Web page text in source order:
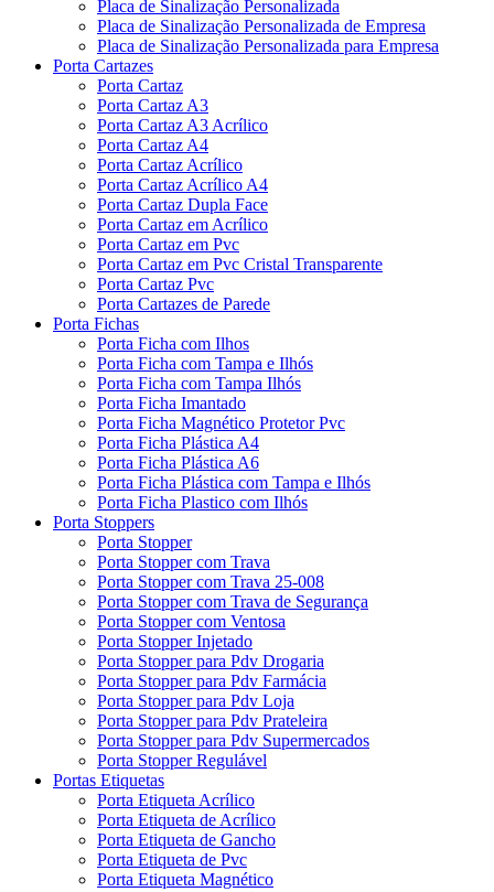
Placa de Sinalização Personalizada
Placa de Sinalização Personalizada de Empresa
Placa de Sinalização Personalizada para Empresa
Porta Cartazes
Porta Cartaz
Porta Cartaz A3
Porta Cartaz A3 Acrílico
Porta Cartaz A4
Porta Cartaz Acrílico
Porta Cartaz Acrílico A4
Porta Cartaz Dupla Face
Porta Cartaz em Acrílico
Porta Cartaz em Pvc
Porta Cartaz em Pvc Cristal Transparente
Porta Cartaz Pvc
Porta Cartazes de Parede
Porta Fichas
Porta Ficha com Ilhos
Porta Ficha com Tampa e Ilhós
Porta Ficha com Tampa Ilhós
Porta Ficha Imantado
Porta Ficha Magnético Protetor Pvc
Porta Ficha Plástica A4
Porta Ficha Plástica A6
Porta Ficha Plástica com Tampa e Ilhós
Porta Ficha Plastico com Ilhós
Porta Stoppers
Porta Stopper
Porta Stopper com Trava
Porta Stopper com Trava 25-008
Porta Stopper com Trava de Segurança
Porta Stopper com Ventosa
Porta Stopper Injetado
Porta Stopper para Pdv Drogaria
Porta Stopper para Pdv Farmácia
Porta Stopper para Pdv Loja
Porta Stopper para Pdv Prateleira
Porta Stopper para Pdv Supermercados
Porta Stopper Regulável
Portas Etiquetas
Porta Etiqueta Acrílico
Porta Etiqueta de Acrílico
Porta Etiqueta de Gancho
Porta Etiqueta de Pvc
Porta Etiqueta Magnético